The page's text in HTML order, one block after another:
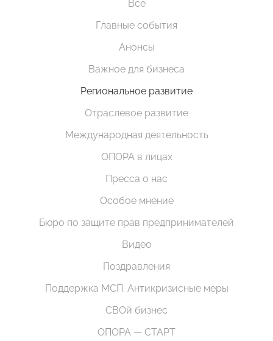
Все
Главные события
Анонсы
Важное для бизнеса
Региональное развитие
Отраслевое развитие
Международная деятельность
ОПОРА в лицах
Пресса о нас
Особое мнение
Бюро по защите прав предпринимателей
Видео
Поздравления
Поддержка МСП. Антикризисные меры
СВОй бизнес
ОПОРА — СТАРТ